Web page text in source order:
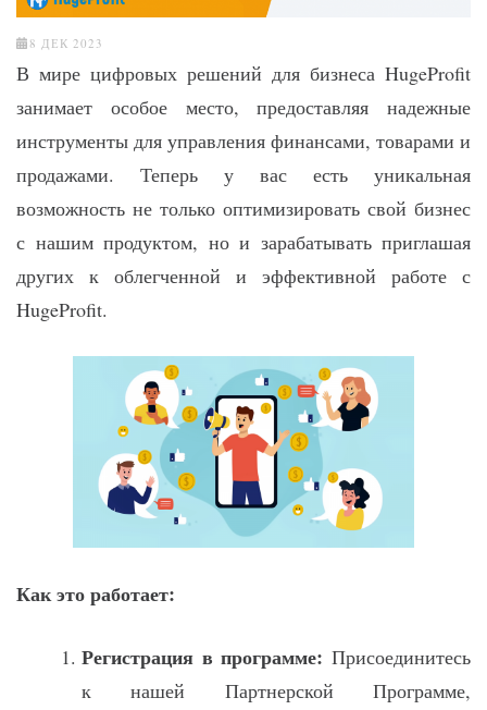
8 ДЕК 2023
В мире цифровых решений для бизнеса HugeProfit
занимает особое место, предоставляя надежные
инструменты для управления финансами, товарами и
продажами. Теперь у вас есть уникальная
возможность не только оптимизировать свой бизнес
с нашим продуктом, но и зарабатывать приглашая
других к облегченной и эффективной работе с
HugeProfit.
Как это работает:
Регистрация в программе: Присоединитесь
к нашей Партнерской Программе,